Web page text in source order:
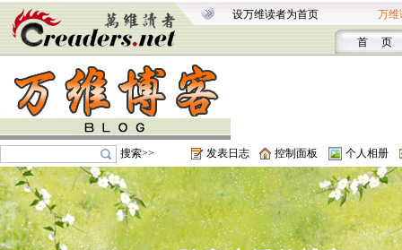
设万维读者为首页 万维
首 页
搜索>> 发表日志 控制面板 个人相册